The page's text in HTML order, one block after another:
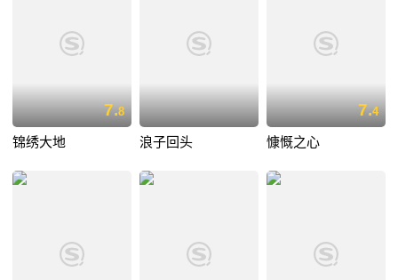
7.8
锦绣大地 浪子回头
7.4
慷慨之心